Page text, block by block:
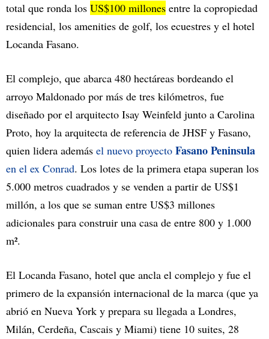
total que ronda los US$100 millones entre la copropiedad
residencial, los amenities de golf, los ecuestres y el hotel
Locanda Fasano.
El complejo, que abarca 480 hectáreas bordeando el
arroyo Maldonado por más de tres kilómetros, fue
diseñado por el arquitecto Isay Weinfeld junto a Carolina
Proto, hoy la arquitecta de referencia de JHSF y Fasano,
quien lidera además el nuevo proyecto Fasano Peninsula
en el ex Conrad. Los lotes de la primera etapa superan los
5.000 metros cuadrados y se venden a partir de US$1
millón, a los que se suman entre US$3 millones
adicionales para construir una casa de entre 800 y 1.000
m².
El Locanda Fasano, hotel que ancla el complejo y fue el
primero de la expansión internacional de la marca (que ya
abrió en Nueva York y prepara su llegada a Londres,
Milán, Cerdeña, Cascais y Miami) tiene 10 suites, 28